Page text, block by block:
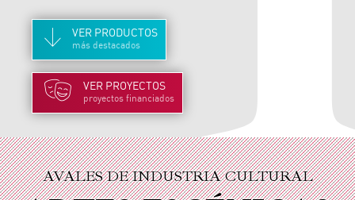
VER PRODUCTOS
más destacados
VER PROYECTOS
proyectos financiados
AVALES DE INDUSTRIA CULTURAL